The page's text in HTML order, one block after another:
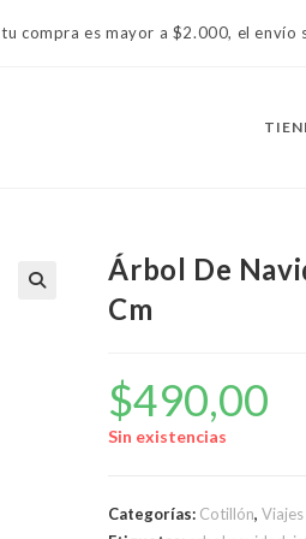
compra es mayor a $2.000, el
Árbol De
Cm
$490,00
Sin existencias
Categorías: Cotillón,